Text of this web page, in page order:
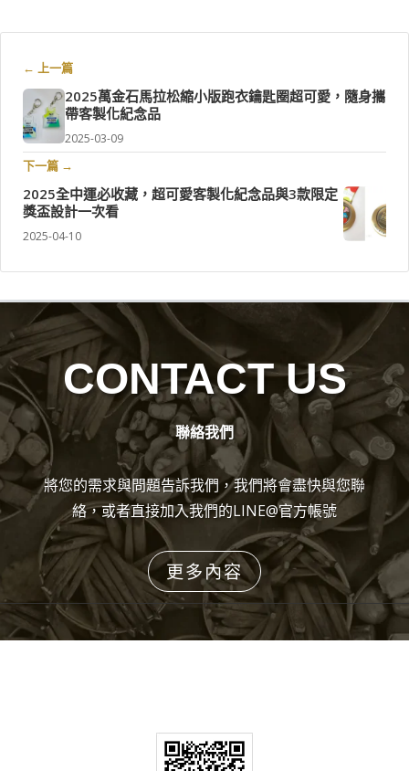
← 上一篇
2025萬金石馬拉松縮小版跑衣鑰匙圈超可愛，隨身攜
帶客製化紀念品
2025-03-09
下一篇 →
2025全中運必收藏，超可愛客製化紀念品與3款限定
獎盃設計一次看
2025-04-10
CONTACT US
聯絡我們
將您的需求與問題告訴我們，我們將會盡快與您聯
絡，或者直接加入我們的LINE@官方帳號
更多內容